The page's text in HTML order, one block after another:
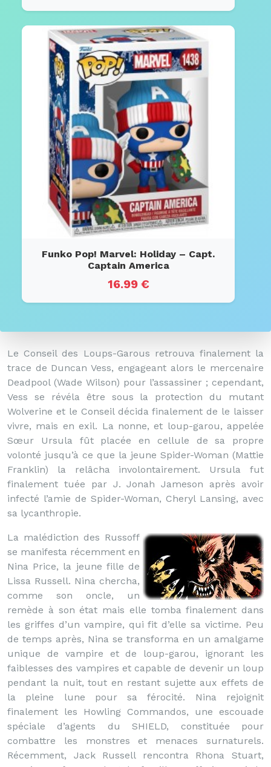
Funko Pop! Marvel: Holiday – Capt.
Captain America
16.99 €
Le Conseil des Loups-Garous retrouva finalement la
trace de Duncan Vess, engageant alors le mercenaire
Deadpool (Wade Wilson) pour l’assassiner ; cependant,
Vess se révéla être sous la protection du mutant
Wolverine et le Conseil décida finalement de le laisser
vivre, mais en exil. La nonne, et loup-garou, appelée
Sœur Ursula fût placée en cellule de sa propre
volonté jusqu’à ce que la jeune Spider-Woman (Mattie
Franklin) la relâcha involontairement. Ursula fut
finalement tuée par J. Jonah Jameson après avoir
infecté l’amie de Spider-Woman, Cheryl Lansing, avec
sa lycanthropie.
La malédiction des Russoff
se manifesta récemment en
Nina Price, la jeune fille de
Lissa Russell. Nina chercha,
comme son oncle, un
remède à son état mais elle tomba finalement dans
les griffes d’un vampire, qui fit d’elle sa victime. Peu
de temps après, Nina se transforma en un amalgame
unique de vampire et de loup-garou, ignorant les
faiblesses des vampires et capable de devenir un loup
pendant la nuit, tout en restant sujette aux effets de
la pleine lune pour sa férocité. Nina rejoignit
finalement les Howling Commandos, une escouade
spéciale d’agents du SHIELD, constituée pour
combattre les monstres et menaces surnaturels.
Récemment, Jack Russell rencontra Rhona Stuart,